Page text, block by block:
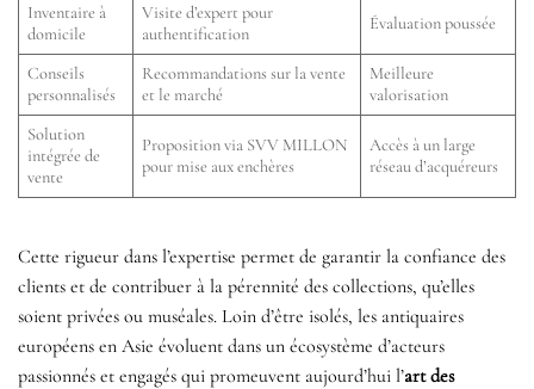
Inventaire à
domicile
Visite d’expert pour
authentification
Évaluation poussée
Conseils
personnalisés
Recommandations sur la vente
et le marché
Meilleure
valorisation
Solution
intégrée de
vente
Proposition via SVV MILLON
pour mise aux enchères
Accès à un large
réseau d’acquéreurs
Cette rigueur dans l’expertise permet de garantir la confiance des
clients et de contribuer à la pérennité des collections, qu’elles
soient privées ou muséales. Loin d’être isolés, les antiquaires
européens en Asie évoluent dans un écosystème d’acteurs
passionnés et engagés qui promeuvent aujourd’hui l’art des